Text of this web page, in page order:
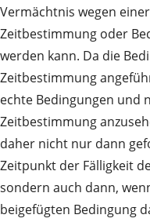
Vermächtnis wegen
Zeitbestimmung oder
werden kann. Da die
Zeitbestimmung
echte Bedingungen und
Zeitbestimmung
daher nicht nur dann
Zeitpunkt der Fälligkeit
sondern auch dann,
beigefügten Bedingung